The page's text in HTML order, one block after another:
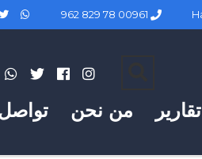
من نحن تقارير